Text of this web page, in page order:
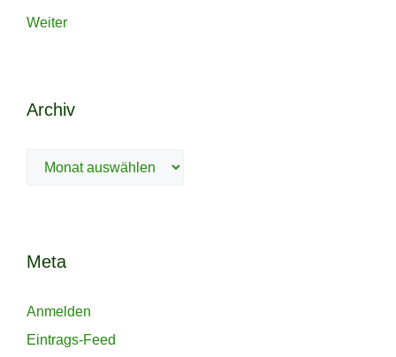
Archiv
Meta
Eintrags-Feed
WordPress.org